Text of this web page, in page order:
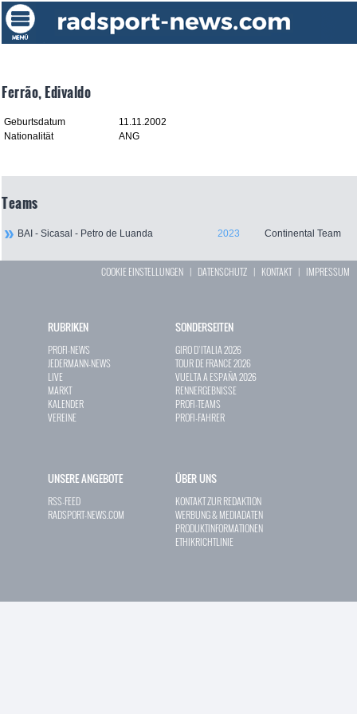
Ferrão, Edivaldo
Geburtsdatum
11.11.2002
Nationalität
ANG
Teams
BAI - Sicasal - Petro de Luanda 2023 Continental Team
COOKIE EINSTELLUNGEN | DATENSCHUTZ | KONTAKT| IMPRESSUM
RUBRIKEN
PROFI-NEWS
JEDERMANN-NEWS
LIVE
MARKT
KALENDER
VEREINE
SONDERSEITEN
GIRO D`ITALIA 2026
TOUR DE FRANCE 2026
VUELTA A ESPAÑA 2026
RENNERGEBNISSE
PROFI-TEAMS
PROFI-FAHRER
UNSERE ANGEBOTE
RSS-FEED
RADSPORT-NEWS.COM
ÜBER UNS
KONTAKT ZUR REDAKTION
WERBUNG & MEDIADATEN
PRODUKTINFORMATIONEN
ETHIKRICHTLINIE